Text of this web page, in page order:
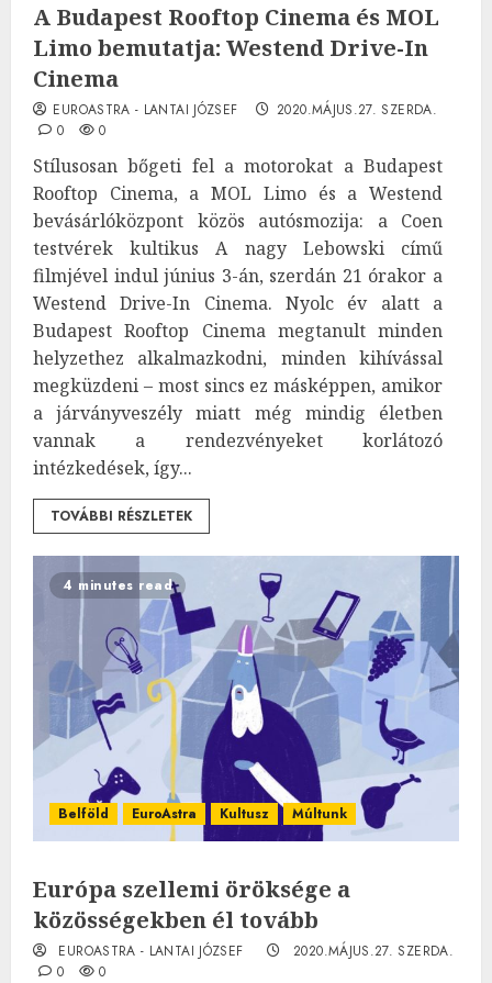
A Budapest Rooftop Cinema és MOL
Limo bemutatja: Westend Drive-In
Cinema
EUROASTRA - LANTAI JÓZSEF
2020.MÁJUS.27. SZERDA.
0
0
Stílusosan bőgeti fel a motorokat a Budapest
Rooftop Cinema, a MOL Limo és a Westend
bevásárlóközpont közös autósmozija: a Coen
testvérek kultikus A nagy Lebowski című
filmjével indul június 3-án, szerdán 21 órakor a
Westend Drive-In Cinema. Nyolc év alatt a
Budapest Rooftop Cinema megtanult minden
helyzethez alkalmazkodni, minden kihívással
megküzdeni – most sincs ez másképpen, amikor
a járványveszély miatt még mindig életben
vannak a rendezvényeket korlátozó
intézkedések, így...
TOVÁBBI RÉSZLETEK
4 minutes read
Belföld EuroAstra Kultusz Múltunk
Európa szellemi öröksége a
közösségekben él tovább
EUROASTRA - LANTAI JÓZSEF
2020.MÁJUS.27. SZERDA.
0
0